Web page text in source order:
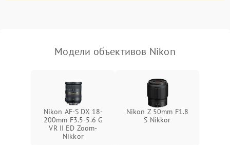
Модели объективов Nikon
Nikon AF-S DX 18-
200mm F3.5-5.6 G
VR II ED Zoom-
Nikkor
Nikon Z 50mm F1.8
S Nikkor